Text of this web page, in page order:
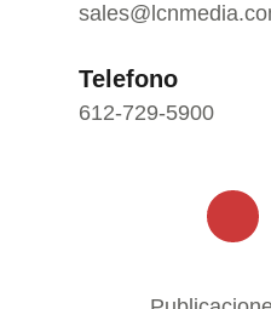
Telefono
612-729-5900